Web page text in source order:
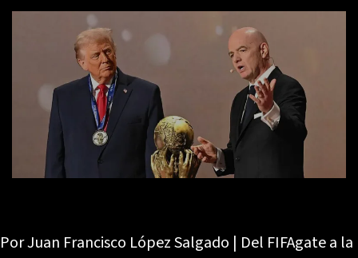
Por Juan Francisco López Salgado | Del FIFAgate a la